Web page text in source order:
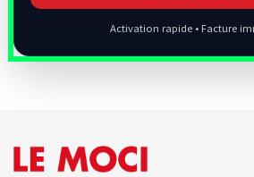
Activation rapide • Facture